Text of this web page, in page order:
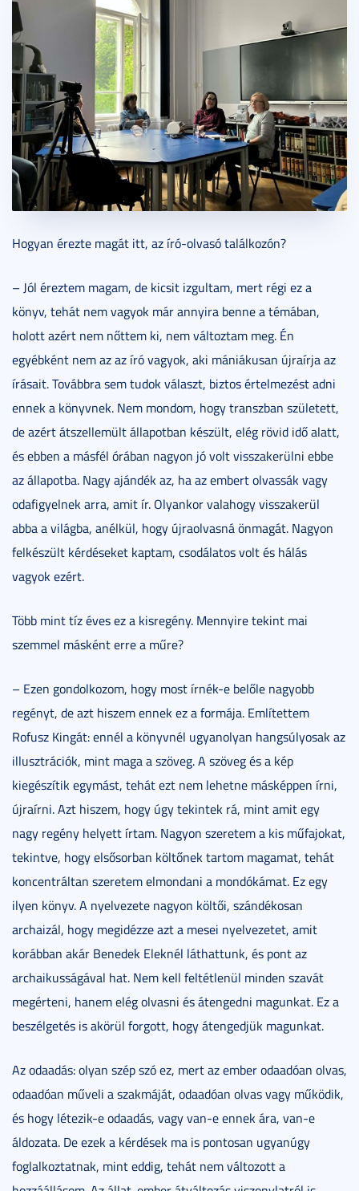
Hogyan érezte magát itt, az író-olvasó találkozón?
– Jól éreztem magam, de kicsit izgultam, mert régi ez a
könyv, tehát nem vagyok már annyira benne a témában,
holott azért nem nőttem ki, nem változtam meg. Én
egyébként nem az az író vagyok, aki mániákusan újraírja az
írásait. Továbbra sem tudok választ, biztos értelmezést adni
ennek a könyvnek. Nem mondom, hogy transzban született,
de azért átszellemült állapotban készült, elég rövid idő alatt,
és ebben a másfél órában nagyon jó volt visszakerülni ebbe
az állapotba. Nagy ajándék az, ha az embert olvassák vagy
odafigyelnek arra, amit ír. Olyankor valahogy visszakerül
abba a világba, anélkül, hogy újraolvasná önmagát. Nagyon
felkészült kérdéseket kaptam, csodálatos volt és hálás
vagyok ezért.
Több mint tíz éves ez a kisregény. Mennyire tekint mai
szemmel másként erre a műre?
– Ezen gondolkozom, hogy most írnék-e belőle nagyobb
regényt, de azt hiszem ennek ez a formája. Említettem
Rofusz Kingát: ennél a könyvnél ugyanolyan hangsúlyosak az
illusztrációk, mint maga a szöveg. A szöveg és a kép
kiegészítik egymást, tehát ezt nem lehetne másképpen írni,
újraírni. Azt hiszem, hogy úgy tekintek rá, mint amit egy
nagy regény helyett írtam. Nagyon szeretem a kis műfajokat,
tekintve, hogy elsősorban költőnek tartom magamat, tehát
koncentráltan szeretem elmondani a mondókámat. Ez egy
ilyen könyv. A nyelvezete nagyon költői, szándékosan
archaizál, hogy megidézze azt a mesei nyelvezetet, amit
korábban akár Benedek Eleknél láthattunk, és pont az
archaikusságával hat. Nem kell feltétlenül minden szavát
megérteni, hanem elég olvasni és átengedni magunkat. Ez a
beszélgetés is akörül forgott, hogy átengedjük magunkat.
Az odaadás: olyan szép szó ez, mert az ember odaadóan olvas,
odaadóan műveli a szakmáját, odaadóan olvas vagy működik,
és hogy létezik-e odaadás, vagy van-e ennek ára, van-e
áldozata. De ezek a kérdések ma is pontosan ugyanúgy
foglalkoztatnak, mint eddig, tehát nem változott a